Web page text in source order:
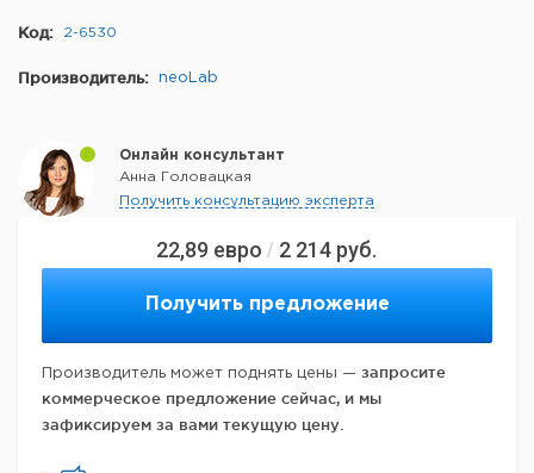
22,89 евро / 2 214 руб.
Получить предложение
Производитель может поднять цены — запросите
коммерческое предложение сейчас, и мы
зафиксируем за вами текущую цену.
Код: 2-6530
Производитель: neoLab
Онлайн консультант
Анна Головацкая
Получить консультацию эксперта